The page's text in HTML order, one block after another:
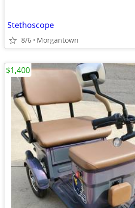
Stethoscope
8/6 Morgantown
$1,400